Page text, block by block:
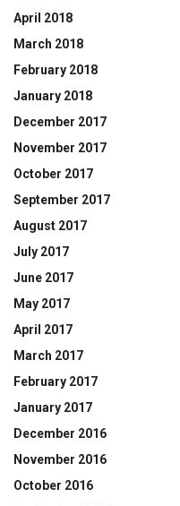
April 2018
March 2018
February 2018
January 2018
December 2017
November 2017
October 2017
September 2017
August 2017
July 2017
June 2017
May 2017
April 2017
March 2017
February 2017
January 2017
December 2016
November 2016
October 2016